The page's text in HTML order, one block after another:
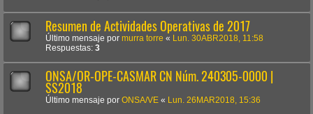
Resumen de Actividades Operativas de 2017
Último mensaje por murra torre «
Lun. 30ABR2018, 11:58
Respuestas: 3
ONSA/OR-OPE-CASMAR CN Núm. 240305-0000 |
SS2018
Último mensaje por ONSA/VE « Lun. 26MAR2018, 15:36